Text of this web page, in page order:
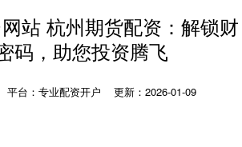
站 杭州期货配资：解锁财
码，助您投资腾飞
平台：专业配资开户
更新：2026-01-09